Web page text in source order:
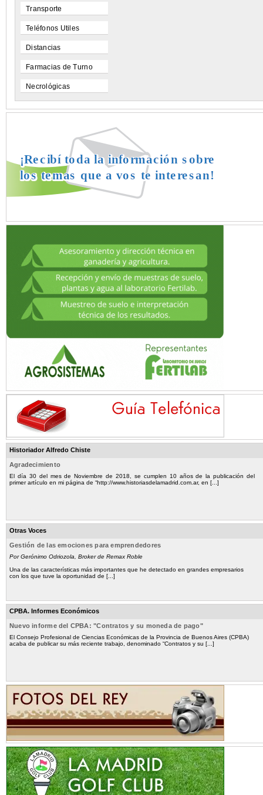
Transporte
Teléfonos Utiles
Distancias
Farmacias de Turno
Necrológicas
Historiador Alfredo Chiste
Agradecimiento
El día 30 del mes de Noviembre de 2018, se cumplen 10 años de la publicación del
primer artículo en mi página de “http://www.historiasdelamadrid.com.ar, en [...]
Otras Voces
Gestión de las emociones para emprendedores
Por Gerónimo Odriozola, Broker de Remax Roble
Una de las características más importantes que he detectado en grandes empresarios
con los que tuve la oportunidad de [...]
CPBA. Informes Económicos
Nuevo informe del CPBA: "Contratos y su moneda de pago"
El Consejo Profesional de Ciencias Económicas de la Provincia de Buenos Aires (CPBA)
acaba de publicar su más reciente trabajo, denominado “Contratos y su [...]